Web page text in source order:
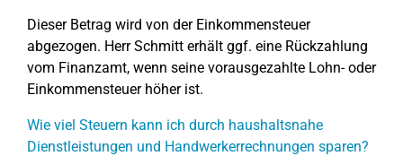
Dieser Betrag wird von der Einkommensteuer
abgezogen. Herr Schmitt erhält ggf. eine Rückzahlung
vom Finanzamt, wenn seine vorausgezahlte Lohn- oder
Einkommensteuer höher ist.
Wie viel Steuern kann ich durch haushaltsnahe
Dienstleistungen und Handwerkerrechnungen sparen?